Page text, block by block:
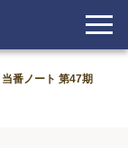
当番ノート 第47期